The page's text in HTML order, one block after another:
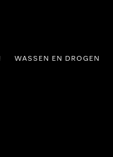
WASSEN EN DROGEN